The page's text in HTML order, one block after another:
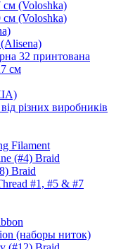
см (Voloshka)
см (Voloshka)
32 принтована
см
різних виробників
Filament
(#4) Braid
Braid
#1, #5 & #7
(наборы ниток)